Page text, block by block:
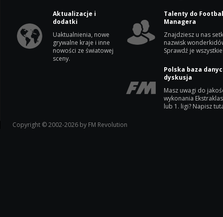
Aktualizacje i
dodatki
Uaktualnienia, nowe
grywalne kraje i inne
nowości ze światowej
sceny.
Talenty do
Managera
Znajdziesz u nas
nazwisk
Sprawdź je
Polska baza
dyskusja
Masz uwagi do
wykonania
lub 1. ligi? Napisz
Copyright © 2002-2026 by FM Revolution